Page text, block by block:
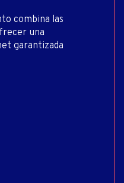
combina las
una
garantizada